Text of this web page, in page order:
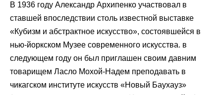
В 1936 году Александр Архипенко участвовал в
ставшей впоследствии столь известной выставке
«Кубизм и абстрактное искусство», состоявшейся в
нью-йоркском Музее современного искусства. в
следующем году он был приглашен своим давним
товарищем Ласло Мохой-Надем преподавать в
чикагском институте искусств «Новый Баухауз»